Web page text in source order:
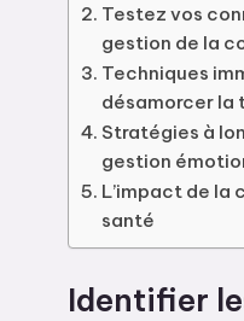
Testez vos
gestion de la
Techniques
désamorcer la
Stratégies à
gestion
L’impact de la
santé
Identifier